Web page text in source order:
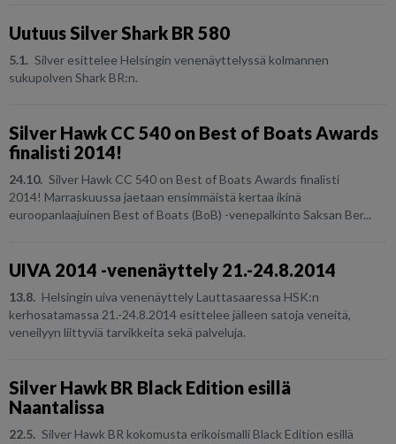
Uutuus Silver Shark BR 580
5.1. Silver esittelee Helsingin venenäyttelyssä kolmannen
sukupolven Shark BR:n.
Silver Hawk CC 540 on Best of Boats Awards
finalisti 2014!
24.10. Silver Hawk CC 540 on Best of Boats Awards finalisti
2014! Marraskuussa jaetaan ensimmäistä kertaa ikinä
euroopanlaajuinen Best of Boats (BoB) -venepalkinto Saksan Ber...
UIVA 2014 -venenäyttely 21.-24.8.2014
13.8. Helsingin uiva venenäyttely Lauttasaaressa HSK:n
kerhosatamassa 21.-24.8.2014 esittelee jälleen satoja veneitä,
veneilyyn liittyviä tarvikkeita sekä palveluja.
Silver Hawk BR Black Edition esillä
Naantalissa
22.5. Silver Hawk BR kokomusta erikoismalli Black Edition esillä